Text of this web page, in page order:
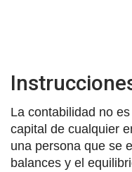
La contabilidad no
capital de cualquier
una persona que se
balances y el